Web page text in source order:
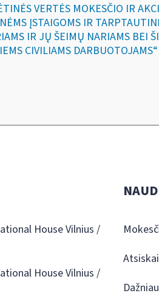
VERTĖS MOKESČIO IR
ĮSTAIGOMS IR
IR JŲ ŠEIMŲ NARIAMS BEI
CIVILIAMS DARBUOTOJAMS“
House Vilnius /
House Vilnius /